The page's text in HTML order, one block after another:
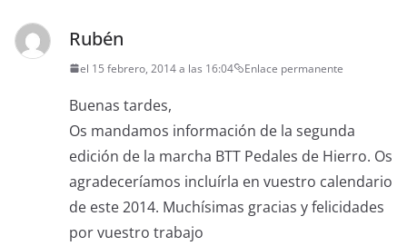
Rubén
el 15 febrero, 2014 a las 16:04 Enlace permanente
Buenas tardes,
Os mandamos información de la segunda
edición de la marcha BTT Pedales de Hierro. Os
agradeceríamos incluírla en vuestro calendario
de este 2014. Muchísimas gracias y felicidades
por vuestro trabajo